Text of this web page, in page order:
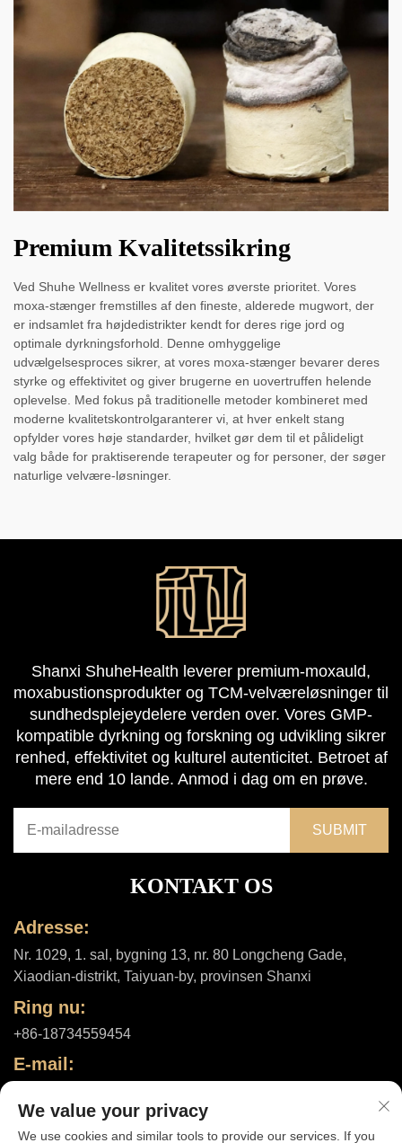
Premium Kvalitetssikring
Ved Shuhe Wellness er kvalitet vores øverste prioritet. Vores
moxa-stænger fremstilles af den fineste, alderede mugwort, der
er indsamlet fra højdedistrikter kendt for deres rige jord og
optimale dyrkningsforhold. Denne omhyggelige
udvælgelsesproces sikrer, at vores moxa-stænger bevarer deres
styrke og effektivitet og giver brugerne en uovertruffen helende
oplevelse. Med fokus på traditionelle metoder kombineret med
moderne kvalitetskontrolgaranterer vi, at hver enkelt stang
opfylder vores høje standarder, hvilket gør dem til et pålideligt
valg både for praktiserende terapeuter og for personer, der søger
naturlige velvære-løsninger.
Shanxi ShuheHealth leverer premium-moxauld,
moxabustionsprodukter og TCM-velværeløsninger til
sundhedsplejeydelere verden over. Vores GMP-
kompatible dyrkning og forskning og udvikling sikrer
renhed, effektivitet og kulturel autenticitet. Betroet af
mere end 10 lande. Anmod i dag om en prøve.
KONTAKT OS
Adresse:
Nr. 1029, 1. sal, bygning 13, nr. 80 Longcheng Gade,
Xiaodian-distrikt, Taiyuan-by, provinsen Shanxi
Ring nu:
+86-18734559454
E-mail:
We value your privacy
We use cookies and similar tools to provide our services. If you